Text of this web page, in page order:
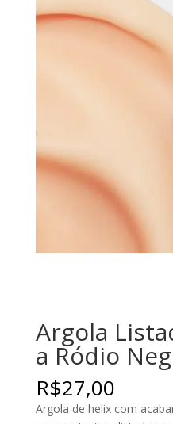
Argola
a Ródio
R$27,00
Argola de helix com